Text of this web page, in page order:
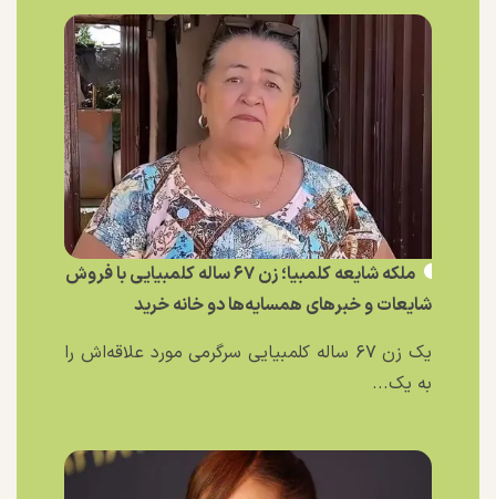
ملکه شایعه کلمبیا؛ زن ۶۷ ساله کلمبیایی با فروش
شایعات و خبر‌های همسایه‌ها دو خانه خرید
یک زن ۶۷ ساله کلمبیایی سرگرمی مورد علاقه‌اش را
به یک...